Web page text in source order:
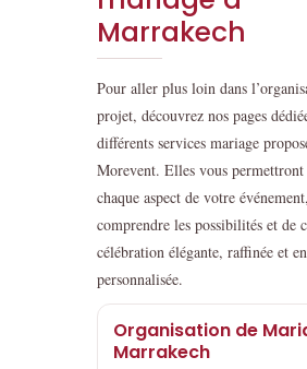
Marrakech
Pour aller plus loin dans
projet, découvrez nos pages
différents services mariage
Morevent. Elles vous
chaque aspect de votre
comprendre les possibilités et de
célébration élégante, raffinée et
personnalisée.
Organisation de
Marrakech